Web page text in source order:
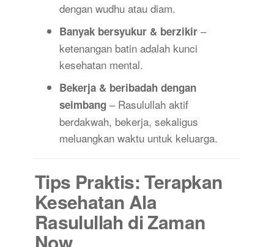
dengan wudhu atau diam.
Banyak bersyukur & berzikir –
ketenangan batin adalah kunci
kesehatan mental.
Bekerja & beribadah dengan
seimbang– Rasulullah aktif
berdakwah, bekerja, sekaligus
meluangkan waktu untuk keluarga.
Tips Praktis: Terapkan
Kesehatan Ala
Rasulullah di Zaman